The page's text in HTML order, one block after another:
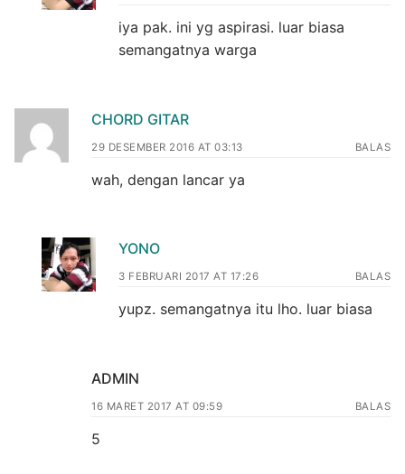
iya pak. ini yg aspirasi. luar biasa
semangatnya warga
CHORD GITAR
29 DESEMBER 2016 AT 03:13 BALAS
wah, dengan lancar ya
YONO
3 FEBRUARI 2017 AT 17:26 BALAS
yupz. semangatnya itu lho. luar biasa
ADMIN
16 MARET 2017 AT 09:59 BALAS
5